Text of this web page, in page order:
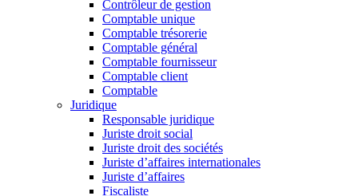
Contrôleur de gestion
Comptable unique
Comptable trésorerie
Comptable général
Comptable fournisseur
Comptable client
Comptable
Juridique
Responsable juridique
Juriste droit social
Juriste droit des sociétés
Juriste d’affaires internationales
Juriste d’affaires
Fiscaliste